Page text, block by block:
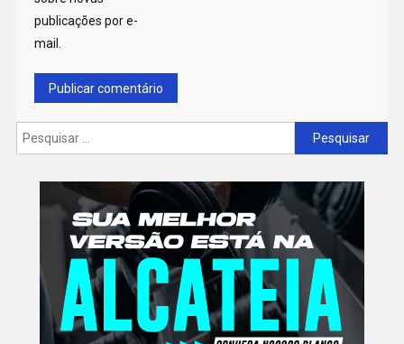
publicações por e-
mail.
Pesquisar
por: